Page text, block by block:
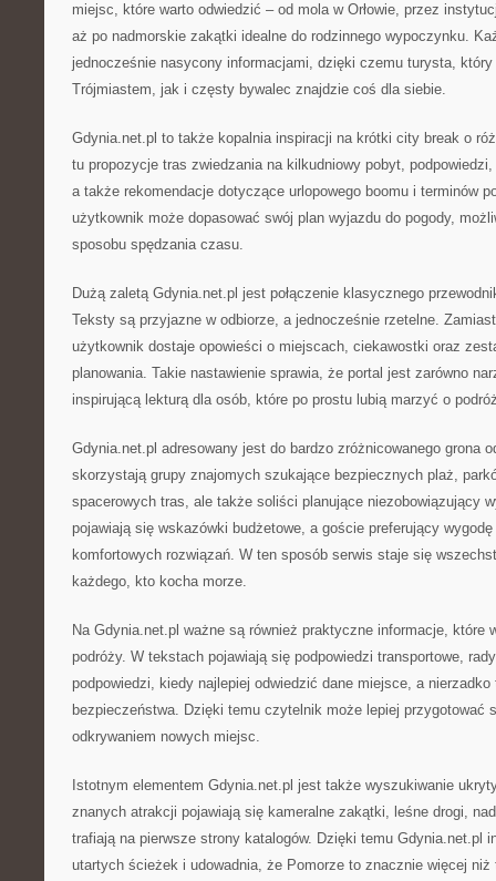
miejsc, które warto odwiedzić – od mola w Orłowie, przez
aż po nadmorskie zakątki idealne do rodzinnego wypoczynku.
jednocześnie nasycony informacjami, dzięki czemu turysta,
Trójmiastem, jak i częsty bywalec znajdzie coś dla siebie.
Gdynia.net.pl to także kopalnia inspiracji na krótki city break o
tu propozycje tras zwiedzania na kilkudniowy pobyt,
a także rekomendacje dotyczące urlopowego boomu i terminów
użytkownik może dopasować swój plan wyjazdu do pogody,
sposobu spędzania czasu.
Dużą zaletą Gdynia.net.pl jest połączenie klasycznego
Teksty są przyjazne w odbiorze, a jednocześnie rzetelne.
użytkownik dostaje opowieści o miejscach, ciekawostki oraz
planowania. Takie nastawienie sprawia, że portal jest zarówno
inspirującą lekturą dla osób, które po prostu lubią marzyć o
Gdynia.net.pl adresowany jest do bardzo zróżnicowanego grona
skorzystają grupy znajomych szukające bezpiecznych plaż,
spacerowych tras, ale także soliści planujące niezobowiązujący
pojawiają się wskazówki budżetowe, a goście preferujący
komfortowych rozwiązań. W ten sposób serwis staje się
każdego, kto kocha morze.
Na Gdynia.net.pl ważne są również praktyczne informacje, które
podróży. W tekstach pojawiają się podpowiedzi transportowe,
podpowiedzi, kiedy najlepiej odwiedzić dane miejsce, a
bezpieczeństwa. Dzięki temu czytelnik może lepiej przygotować
odkrywaniem nowych miejsc.
Istotnym elementem Gdynia.net.pl jest także wyszukiwanie
znanych atrakcji pojawiają się kameralne zakątki, leśne drogi,
trafiają na pierwsze strony katalogów. Dzięki temu Gdynia.net.pl
utartych ścieżek i udowadnia, że Pomorze to znacznie więcej